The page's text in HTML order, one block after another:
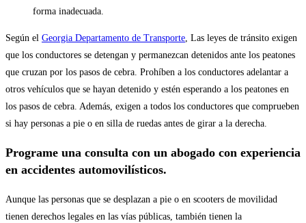
forma inadecuada.
Según el Georgia Departamento de Transporte , Las leyes de tránsito exigen
que los conductores se detengan y permanezcan detenidos ante los peatones
que cruzan por los pasos de cebra. Prohíben a los conductores adelantar a
otros vehículos que se hayan detenido y estén esperando a los peatones en
los pasos de cebra. Además, exigen a todos los conductores que comprueben
si hay personas a pie o en silla de ruedas antes de girar a la derecha.
Programe una consulta con un abogado con experiencia
en accidentes automovilísticos.
Aunque las personas que se desplazan a pie o en scooters de movilidad
tienen derechos legales en las vías públicas, también tienen la